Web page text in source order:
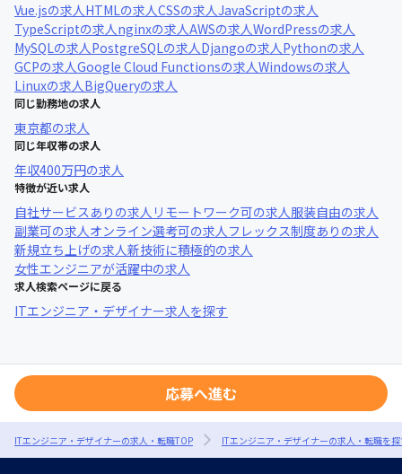
Vue.jsの求人HTMLの求人CSSの求人JavaScriptの求人
TypeScriptの求人nginxの求人AWSの求人WordPressの求人
MySQLの求人PostgreSQLの求人Djangoの求人Pythonの求人
GCPの求人Google Cloud Functionsの求人Windowsの求人
Linuxの求人BigQueryの求人
同じ勤務地の求人
東京都の求人
同じ年収帯の求人
年収400万円の求人
特徴が近い求人
自社サービスあり の求人 リモートワーク可の求人服装自由の求人
副業可の求人オンライン選考可の求人フレックス制度あり の求人
新規立ち上げの求人新技術に積極的の求人
女性エンジニアが活躍中の求人
求人検索ページに戻る
ITエンジニア・デザイナー求人を探す
応募へ進む
ITエンジニア・デザイナーの求人・転職TOP ITエンジニア・デザイナーの求人・転職を